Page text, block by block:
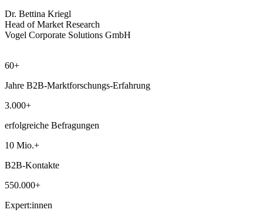
Dr. Bettina Kriegl
Head of Market Research
Vogel Corporate Solutions GmbH
60+
Jahre B2B-Marktforschungs-Erfahrung
3.000+
erfolgreiche Befragungen
10 Mio.+
B2B-Kontakte
550.000+
Expert:innen